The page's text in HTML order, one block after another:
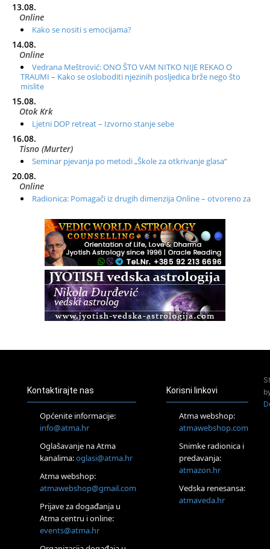
13.08.
Online
Kako se nositi s emocijama?
14.08.
Online
Vedrana Meštrović: ONO ŠTO VAM NITKO NIJE REKAO O
TRAUMI – Kako se osloboditi njezinih posljedica brže nego što
mislite
15.08.
Otok Krk
Ljetni DOP retreat – Izvorno stanje sebe
16.08.
Tisno (Murter)
Seminar pjevanja po metodi „Škole za otkrivanje glasa“
20.08.
Online
Radionica: Pomagači iz drugih dimenzija Online – otvoreno za
Zagreb+Online
Osnovni ThetaHealing® tečaj, Zagreb i Online
Zagreb
Osnovna radionica za izscjeljivanje pranom (Basic Pranic
Healing course)
Access BARS®, otpusti stres
Pjesma srca / Zagreb
Tečaj Višeg Vodstva, razvijanja intuicije i Akaša zapisa
Online
Upisi u program Profesionalni hipnoterapeut — nova
Online
Postanite Nositelj Vibracije Nove Zemlje
Visoko
Alemka Dauskardt – Jednodnevna radionica sistemskih
Kontaktirajte nas
Općenite informacije:
info@atma.hr
Oglašavanje na Atma
kanalima:oglasi@atma.hr
Atma webshop:
atmawebshop@gmail.com
Prijave za događanja u
Atma centru i online:
events@atma.hr
Korisni linkovi
Atma webshop:
atmawebshop.com
Snimke radionica i
predavanja:
atmazon.hr
Vedska renesansa:
atmaveda.hr